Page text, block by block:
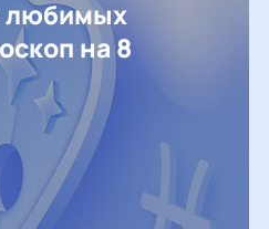
любимых
на 8